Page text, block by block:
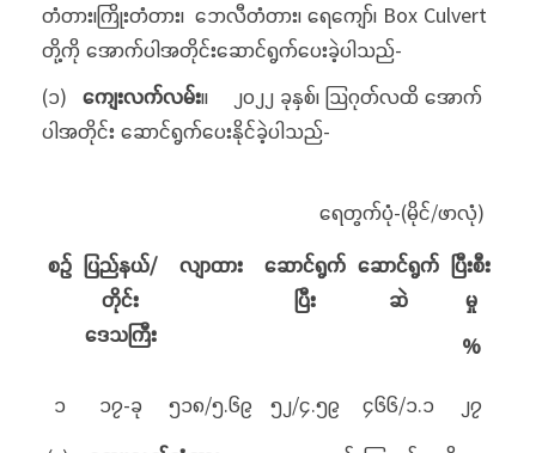
တံတား၊ကြိုးတံတား၊ ဘေလီတံတား၊ ရေကျော်၊ Box Culvert
တို့ကို အောက်ပါအတိုင်းဆောင်ရွက်ပေးခဲ့ပါသည်-
(၁) ကျေးလက်လမ်း။ ၂၀၂၂ ခုနှစ်၊ သြဂုတ်လထိ အောက်
ပါအတိုင်း ဆောင်ရွက်ပေးနိုင်ခဲ့ပါသည်-
ရေတွက်ပုံ-(မိုင်/ဖာလုံ)
စဉ် ပြည်နယ်/
တိုင်း
ဒေသကြီး
လျာထား
ဆောင်ရွက်
ပြီး
ဆောင်ရွက်
ဆဲ
ပြီးစီး
မှု
%
၁ ၁၇-ခု ၅၁၈/၅.၆၉ ၅၂/၄.၅၉ ၄၆၆/၁.၁
၂၇